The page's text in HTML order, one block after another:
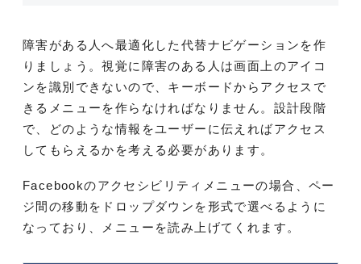
障害がある人へ最適化した代替ナビゲーションを作
りましょう。視覚に障害のある人は画面上のアイコ
ンを識別できないので、キーボードからアクセスで
きるメニューを作らなければなりません。設計段階
で、どのような情報をユーザーに伝えればアクセス
してもらえるかを考える必要があります。
Facebookのアクセシビリティメニューの場合、ペー
ジ間の移動をドロップダウンを形式で選べるように
なっており、メニューを読み上げてくれます。